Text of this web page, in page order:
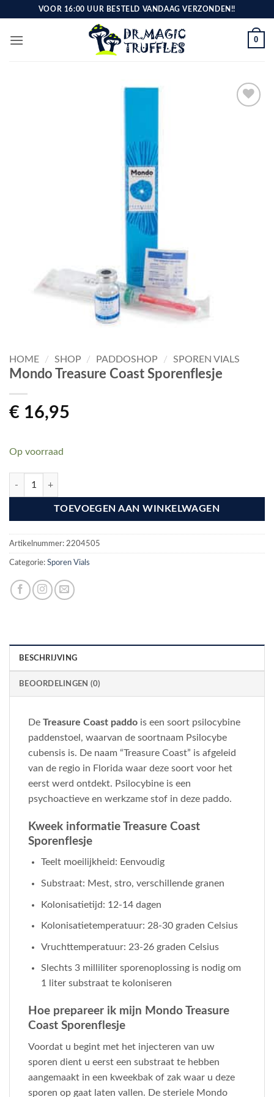
inhoud
VOOR 16:00 UUR BESTELD VANDAAG VERZONDEN!!
0
HOME / SHOP / PADDOSHOP / SPOREN VIALS
Mondo Treasure Coast Sporenflesje
€ 16,95
Op voorraad
Mondo Treasure Coast Sporenflesje aantal
TOEVOEGEN AAN WINKELWAGEN
Artikelnummer: 2204505
Categorie: Sporen Vials
BESCHRIJVING
BEOORDELINGEN (0)
De Treasure Coast paddo is een soort psilocybine
paddenstoel, waarvan de soortnaam Psilocybe
cubensis is. De naam “Treasure Coast” is afgeleid
van de regio in Florida waar deze soort voor het
eerst werd ontdekt. Psilocybine is een
psychoactieve en werkzame stof in deze paddo.
Kweek informatie Treasure Coast
Sporenflesje
Teelt moeilijkheid: Eenvoudig
Substraat: Mest, stro, verschillende granen
Kolonisatietijd: 12-14 dagen
Kolonisatietemperatuur: 28-30 graden Celsius
Vruchttemperatuur: 23-26 graden Celsius
Slechts 3 milliliter sporenoplossing is nodig om
1 liter substraat te koloniseren
Hoe prepareer ik mijn Mondo Treasure
Coast Sporenflesje
Voordat u begint met het injecteren van uw
sporen dient u eerst een substraat te hebben
aangemaakt in een kweekbak of zak waar u deze
sporen op gaat laten vallen. De steriele Mondo